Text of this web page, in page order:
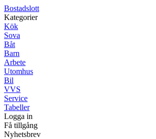
Bostadslott
Kategorier
Kök
Sova
Båt
Barn
Arbete
Utomhus
Bil
VVS
Service
Tabeller
Logga in
Få tillgång
Nyhetsbrev